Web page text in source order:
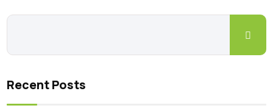
Recent Posts